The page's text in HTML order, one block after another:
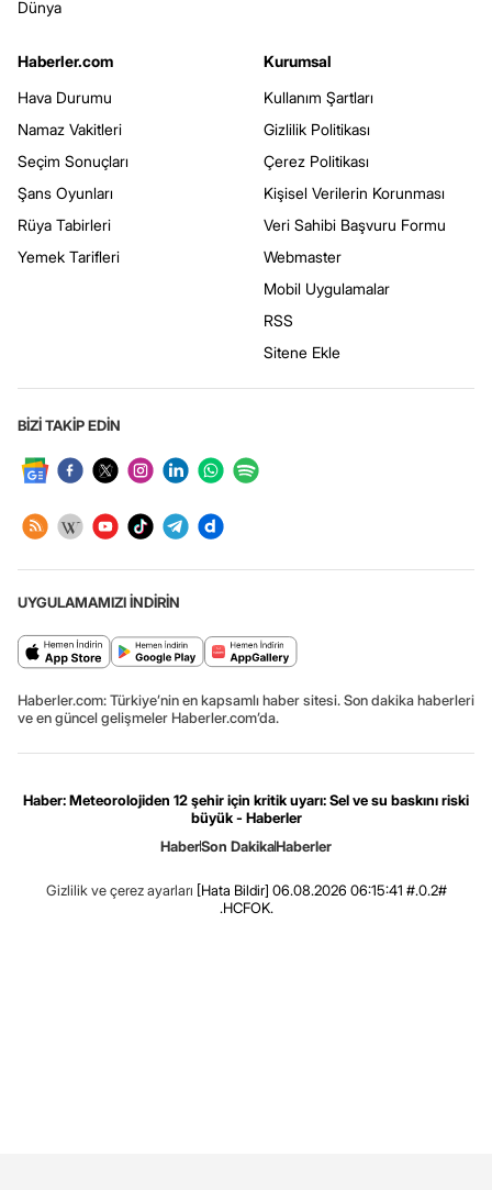
Dünya
Haberler.com
Hava Durumu
Namaz Vakitleri
Seçim Sonuçları
Şans Oyunları
Rüya Tabirleri
Yemek Tarifleri
Kurumsal
Kullanım Şartları
Gizlilik Politikası
Çerez Politikası
Kişisel Verilerin Korunması
Veri Sahibi Başvuru Formu
Webmaster
Mobil Uygulamalar
RSS
Sitene Ekle
BİZİ TAKİP EDİN
UYGULAMAMIZI İNDİRİN
Haberler.com: Türkiye’nin en kapsamlı haber sitesi. Son dakika haberleri
ve en güncel gelişmeler Haberler.com’da.
Haber: Meteorolojiden 12 şehir için kritik uyarı: Sel ve su baskını riski
büyük - Haberler
HaberSon DakikaHaberler
Gizlilik ve çerez ayarları [Hata Bildir] 06.08.2026 06:15:41 #.0.2#
.HCFOK.